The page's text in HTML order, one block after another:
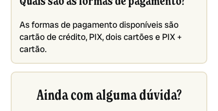
As formas de pagamento disponíveis são
cartão de crédito, PIX, dois cartões e PIX +
cartão.
Ainda com alguma dúvida?